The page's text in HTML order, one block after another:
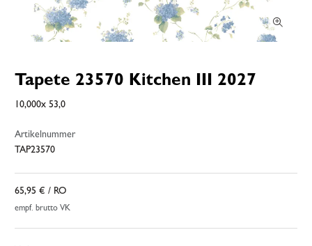
Tapete 23570 Kitchen III 2027
10,000x 53,0
Artikelnummer
TAP23570
65,95 € / RO
empf. brutto VK